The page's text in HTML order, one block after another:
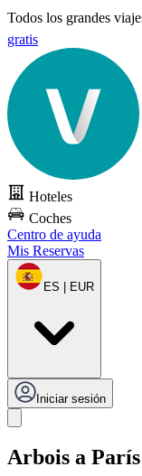
Todos los grandes
gratis
Hoteles
Coches
Centro de ayuda
Mis Reservas
ES | EUR
Iniciar sesión
Arbois a